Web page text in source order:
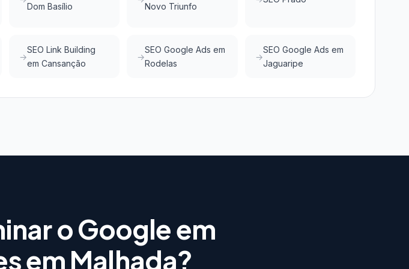
Dom Basílio
Novo Triunfo
SEO Link Building
em Cansanção
SEO Google Ads em
Rodelas
SEO Google Ads em
Jaguaripe
o Google em
em Malhada?